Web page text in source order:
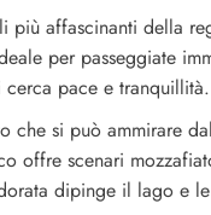
più affascinanti della
per passeggiate
pace e tranquillità.
che si può ammirare
offre scenari
dipinge il lago e